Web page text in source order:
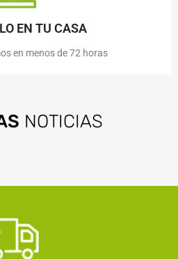
EN TU CASA
en menos de 72 horas
NOTICIAS